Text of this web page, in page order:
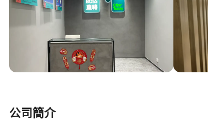
公司簡介